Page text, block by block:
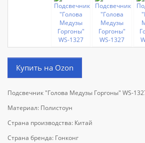
Купить на Ozon
Подсвечник "Голова Медузы Горгоны" WS-
Материал: Полистоун
Страна производства: Китай
Страна бренда: Гонконг